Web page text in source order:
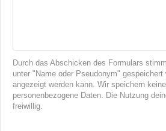
Durch das Abschicken des Formulars
unter "Name oder Pseudonym"
angezeigt werden kann. Wir speichern
personenbezogene Daten. Die Nutzung
freiwillig.